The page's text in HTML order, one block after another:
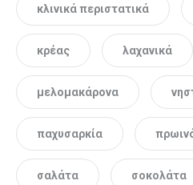
κλινικά περιστατικά
κρέας λαχανικά
μελομακάρονα
παχυσαρκία
σαλάτα σοκολάτα